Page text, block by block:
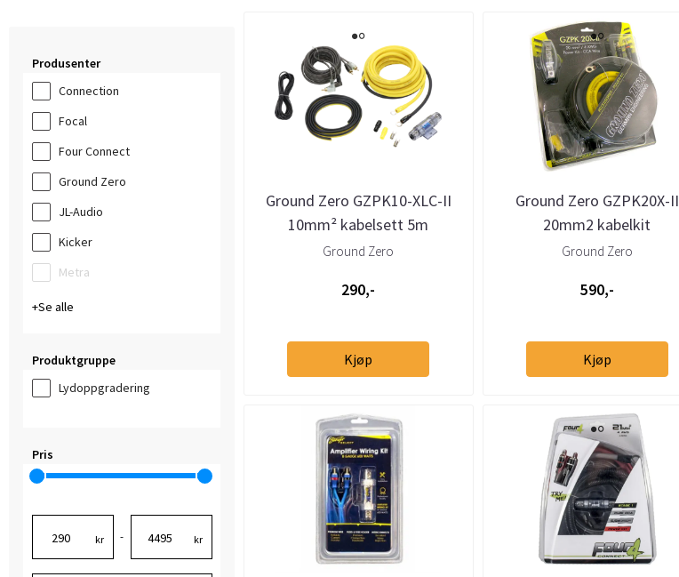
Produsenter
Connection
Focal
Four Connect
Ground Zero
JL-Audio
Kicker
Metra
Se alle
Produktgruppe
Lydoppgradering
Pris
kr - kr
Ground Zero GZPK10-XLC-II
10mm² kabelsett 5m
Ground Zero
290,-
Kjøp
Ground Zero GZPK20X-II
20mm2 kabelkit
Ground Zero
590,-
Kjøp